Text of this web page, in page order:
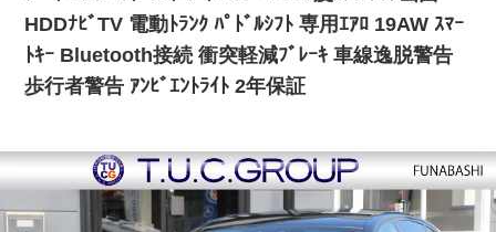
買取無料査定
自動車保険
TUCとは？
リクルート
納車blog
会社概要
HDDﾅﾋﾞTV 電動ﾄﾗﾝｸ ﾊﾟﾄﾞﾙｼﾌﾄ 専用ｴｱﾛ 19AW ｽﾏｰ
ﾄｷｰ Bluetooth接続 衝突軽減ﾌﾞﾚｰｷ 車線逸脱警告
歩行者警告 ｱﾝﾋﾞｴﾝﾄﾗｲﾄ 2年保証